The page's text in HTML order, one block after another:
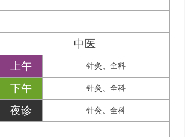
中医
上午 针灸、全科
下午 针灸、全科
夜诊 针灸、全科